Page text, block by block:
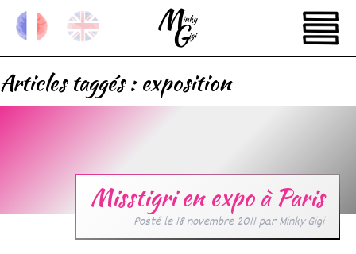
Articles taggés :exposition
Misstigri en expo à Paris
Posté le18 novembre 2011parMinky Gigi